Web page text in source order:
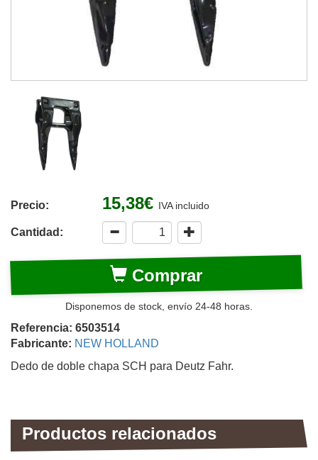
Precio: 15,38€ IVA incluido
Cantidad:
Comprar
Disponemos de stock, envío 24-48 horas.
Referencia: 6503514
Fabricante: NEW HOLLAND
Dedo de doble chapa SCH para Deutz Fahr.
Productos relacionados